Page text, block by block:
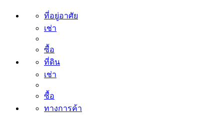
ที่อยู่อาศัย
เช่า
ซื้อ
ที่ดิน
เช่า
ซื้อ
ทางการค้า